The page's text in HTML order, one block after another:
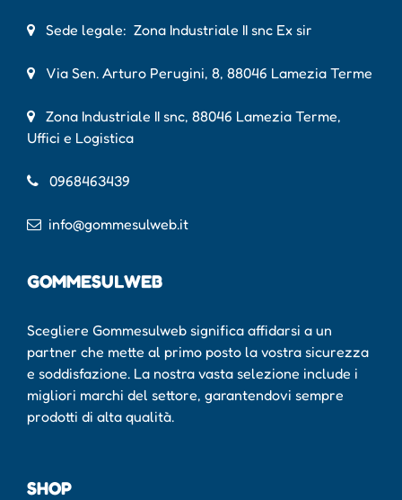
Sede legale: Zona Industriale II snc Ex sir
Via Sen. Arturo Perugini, 8, 88046 Lamezia Terme
Zona Industriale II snc, 88046 Lamezia Terme,
Uffici e Logistica
0968463439
info@gommesulweb.it
GOMMESULWEB
Scegliere Gommesulweb significa affidarsi a un
partner che mette al primo posto la vostra sicurezza
e soddisfazione. La nostra vasta selezione include i
migliori marchi del settore, garantendovi sempre
prodotti di alta qualità.
SHOP